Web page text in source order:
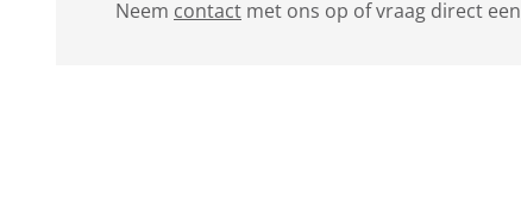
Neem contact met ons op of vraag direct een